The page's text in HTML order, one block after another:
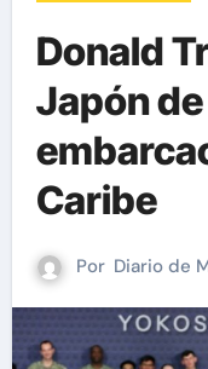
Donald
Japón
Caribe
Por Diario de